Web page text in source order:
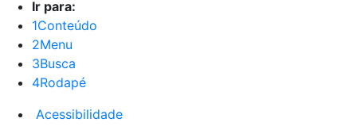
Ir para:
1Conteúdo
2Menu
3Busca
4Rodapé
Acessibilidade